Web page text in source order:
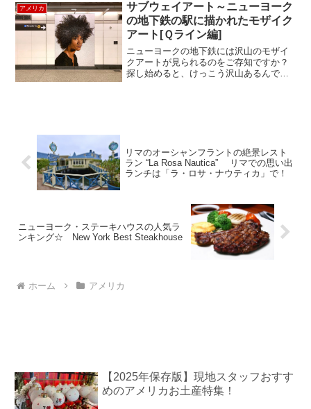
紅葉狩り、冬はスキーなど、...
アメリカ
サブウェイアート～ニューヨーク
の地下鉄の駅に描かれたモザイク
アート[Ｑライン編]
ニューヨークの地下鉄には沢山のモザイ
クアートが見られるのをご存知ですか？
探し始めると、けっこう沢山あるんで
リマのオーシャンフラントの絶景レスト
ラン “La Rosa Nautica” リマでの思い出
ランチは「ラ・ロサ・ナウティカ」で！
ニューヨーク・ステーキハウスの人気ラ
ンキング☆ New York Best Steakhouse
ホーム アメリカ
【2025年保存版】現地スタッフおすす
めのアメリカお土産特集！